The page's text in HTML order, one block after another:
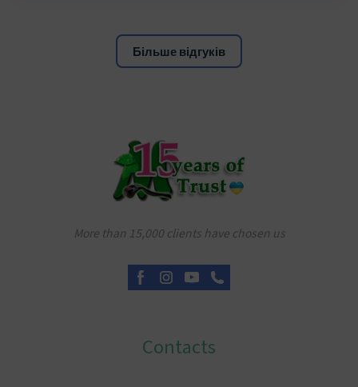
Більше відгуків
More than 15,000 clients have chosen us
Contacts